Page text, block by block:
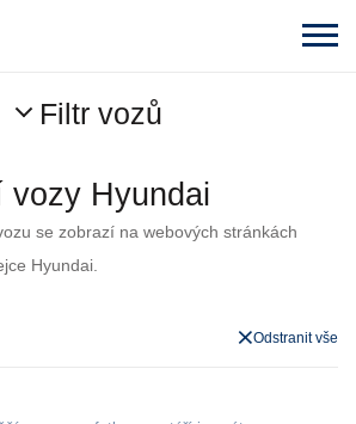
Filtr vozů
vozy Hyundai
se zobrazí na webových stránkách
Hyundai.
Odstranit vše